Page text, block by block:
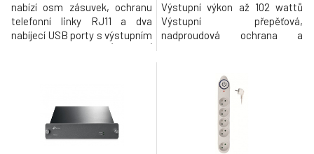
nabízí osm zásuvek, ochranu
telefonní linky RJ11 a dva
nabíjecí USB porty s výstupním
Barva: bílá - černá
Výstupní výkon až 102 wattů
Výstupní přepěťová,
nadproudová ochrana a
AC Power Input 100-240V~
50/60Hz 3A DC Power Output
9.5V/9.5A Dimensions
210*130*70 mm Operating
Humidity: 20%~90%RH non-
condensing Storage Humidity: